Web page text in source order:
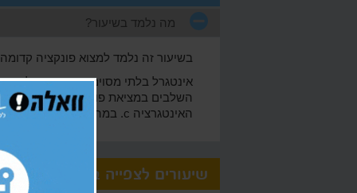
מה נלמד בשיעור?
בשיעור זה נלמד למצוא פונקציה
האינטגרציה c. במהלך השיעור נפתור מספר שאלות בהן נידרש למצוא פונקציה קדומה.
שיעורים לצפייה בחינם